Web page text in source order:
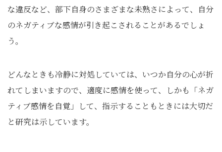
な違反など、部下自身のさまざまな未熟さによって、自分
のネガティブな感情が引き起こされることがあるでしょ
う。
どんなときも冷静に対処していては、いつか自分の心が折
れてしまいますので、適度に感情を使って、しかも「ネガ
ティブ感情を自覚」して、指示することもときには大切だ
と研究は示しています。